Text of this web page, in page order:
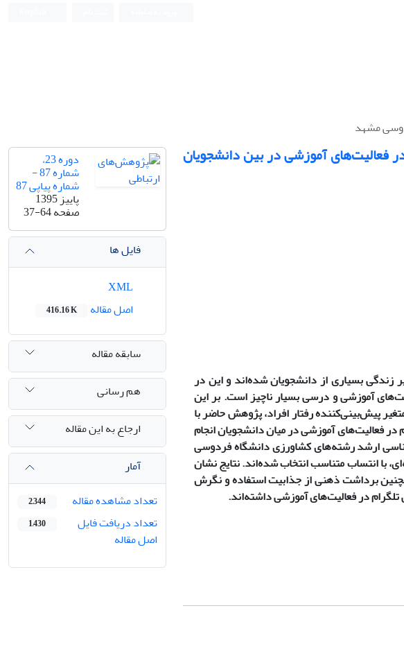
مشهد
فعالیت‌های آموزشی در بین دانشجویان
زندگی بسیاری از دانشجویان شده‌اند و این در
آموزشی و درسی بسیار ناچیز است. بر این
پیش‌بینی‌‌کننده رفتار افراد، پژوهش حاضر با
فعالیت‌‌های آموزشی در میان دانشجویان انجام
نفر از دانشجویان کارشناسی ارشد رشته‌های کشاورزی دانشگاه فردوسی
طبقه‌ای، با انتساب متناسب انتخاب شده‌اند. نتایج نشان
برداشت ذهنی از جذابیت استفاده و نگرش
در فعالیت‌‌های آموزشی داشته‌اند.
دوره 23،
شماره 87 -
شماره پیاپی 87
پاییز 1395
صفحه37-64
فایل ها
اصل مقاله
416.16 K
سابقه مقاله
هم رسانی
ارجاع به این مقاله
آمار
تعداد مشاهده مقاله
2,344
تعداد دریافت فایل
اصل مقاله
1,430